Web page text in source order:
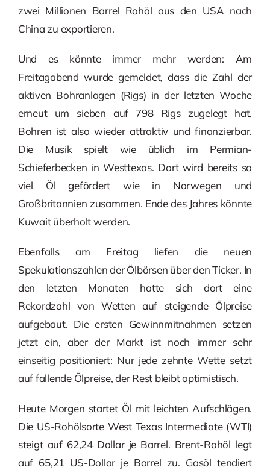
zwei Millionen Barrel Rohöl aus den USA nach
China zu exportieren.
Und es könnte immer mehr werden: Am
Freitagabend wurde gemeldet, dass die Zahl der
aktiven Bohranlagen (Rigs) in der letzten Woche
erneut um sieben auf 798 Rigs zugelegt hat.
Bohren ist also wieder attraktiv und finanzierbar.
Die Musik spielt wie üblich im Permian-
Schieferbecken in Westtexas. Dort wird bereits so
viel Öl gefördert wie in Norwegen und
Großbritannien zusammen. Ende des Jahres könnte
Kuwait überholt werden.
Ebenfalls am Freitag liefen die neuen
Spekulationszahlen der Ölbörsen über den Ticker. In
den letzten Monaten hatte sich dort eine
Rekordzahl von Wetten auf steigende Ölpreise
aufgebaut. Die ersten Gewinnmitnahmen setzen
jetzt ein, aber der Markt ist noch immer sehr
einseitig positioniert: Nur jede zehnte Wette setzt
auf fallende Ölpreise, der Rest bleibt optimistisch.
Heute Morgen startet Öl mit leichten Aufschlägen.
Die US-Rohölsorte West Texas Intermediate (WTI)
steigt auf 62,24 Dollar je Barrel. Brent-Rohöl legt
auf 65,21 US-Dollar je Barrel zu. Gasöl tendiert